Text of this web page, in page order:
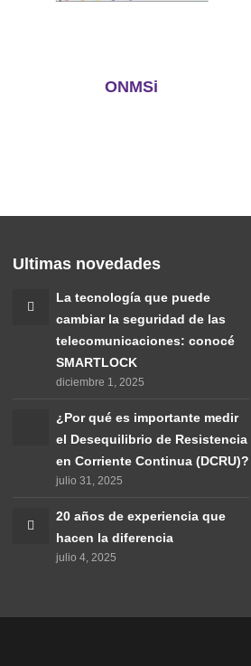
ONMSi
Ultimas novedades
La tecnología que puede
cambiar la seguridad de las
telecomunicaciones: conocé
SMARTLOCK
diciembre 1, 2025
¿Por qué es importante medir
el Desequilibrio de Resistencia
en Corriente Continua (DCRU)?
julio 31, 2025
20 años de experiencia que
hacen la diferencia
julio 4, 2025